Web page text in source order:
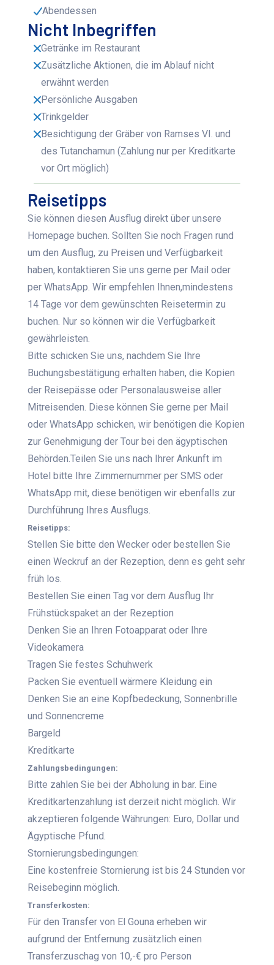
Abendessen
Nicht Inbegriffen
Getränke im Restaurant
Zusätzliche Aktionen, die im Ablauf nicht
erwähnt werden
Persönliche Ausgaben
Trinkgelder
Besichtigung der Gräber von Ramses VI. und
des Tutanchamun (Zahlung nur per Kreditkarte
vor Ort möglich)
Reisetipps
Sie können diesen Ausflug direkt über unsere
Homepage buchen. Sollten Sie noch Fragen rund
um den Ausflug, zu Preisen und Verfügbarkeit
haben, kontaktieren Sie uns gerne per Mail oder
per WhatsApp. Wir empfehlen Ihnen,mindestens
14 Tage vor dem gewünschten Reisetermin zu
buchen. Nur so können wir die Verfügbarkeit
gewährleisten.
Bitte schicken Sie uns, nachdem Sie Ihre
Buchungsbestätigung erhalten haben, die Kopien
der Reisepässe oder Personalausweise aller
Mitreisenden. Diese können Sie gerne per Mail
oder WhatsApp schicken, wir benötigen die Kopien
zur Genehmigung der Tour bei den ägyptischen
Behörden.Teilen Sie uns nach Ihrer Ankunft im
Hotel bitte Ihre Zimmernummer per SMS oder
WhatsApp mit, diese benötigen wir ebenfalls zur
Durchführung Ihres Ausflugs.
Reisetipps:
Stellen Sie bitte den Wecker oder bestellen Sie
einen Weckruf an der Rezeption, denn es geht sehr
früh los.
Bestellen Sie einen Tag vor dem Ausflug Ihr
Frühstückspaket an der Rezeption
Denken Sie an Ihren Fotoapparat oder Ihre
Videokamera
Tragen Sie festes Schuhwerk
Packen Sie eventuell wärmere Kleidung ein
Denken Sie an eine Kopfbedeckung, Sonnenbrille
und Sonnencreme
Bargeld
Kreditkarte
Zahlungsbedingungen:
Bitte zahlen Sie bei der Abholung in bar. Eine
Kreditkartenzahlung ist derzeit nicht möglich. Wir
akzeptieren folgende Währungen: Euro, Dollar und
Ägyptische Pfund.
Stornierungsbedingungen:
Eine kostenfreie Stornierung ist bis 24 Stunden vor
Reisebeginn möglich.
Transferkosten:
Für den Transfer von El Gouna erheben wir
aufgrund der Entfernung zusätzlich einen
Transferzuschag von 10,-€ pro Person